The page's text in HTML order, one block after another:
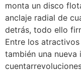
monta un disco
anclaje radial de
detrás, todo ello
Entre los
también una